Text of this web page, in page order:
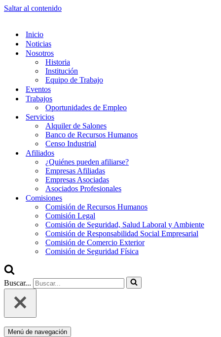
Saltar al contenido
Inicio
Noticias
Nosotros
Historia
Institución
Equipo de Trabajo
Eventos
Trabajos
Oportunidades de Empleo
Servicios
Alquiler de Salones
Banco de Recursos Humanos
Censo Industrial
Afiliados
¿Quiénes pueden afiliarse?
Empresas Afiliadas
Empresas Asociadas
Asociados Profesionales
Comisiones
Comisión de Recursos Humanos
Comisión Legal
Comisión de Seguridad, Salud Laboral y Ambiente
Comisión de Responsabilidad Social Empresarial
Comisión de Comercio Exterior
Comisión de Seguridad Física
Buscar...
Menú de navegación